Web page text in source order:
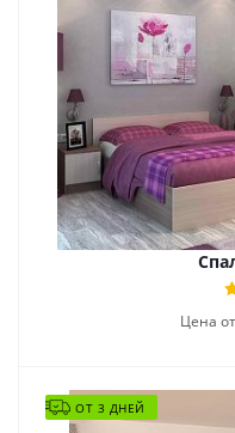
Цена от
ОТ 3 ДНЕЙ